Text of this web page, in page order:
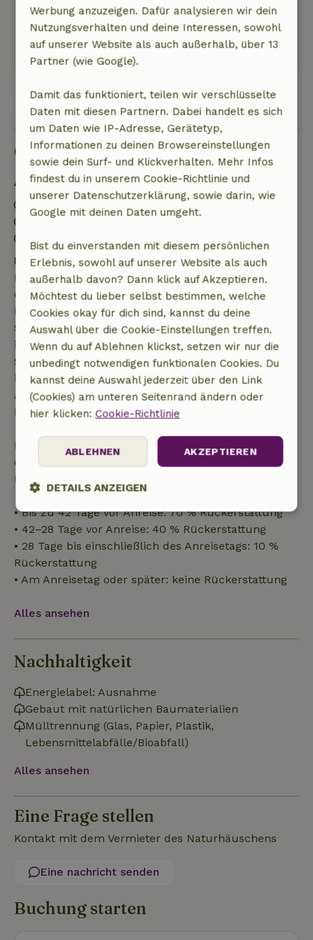
Hütte ist durch Baubusse versperrt.
Dieser Text wurde automatisch übersetzt.
Alle 7 Bewertungen anzeigen
Gut zu wissen
Aufenthaltsdetails
Anreise: 12:00- 23:00
Abreise: 07:00- 12:00
Kontaktloser Aufenthalt möglich
Kostenlose Stornierung innerhalb von 7 Tagen
Kostenlose Stornierung innerhalb von 7 Tagen nach
deiner Buchungsbestätigung, sofern die
Buchungsanfrage mehr als 28 Tage vor dem
Startdatum gestellt wurde. Bei Buchungen, die
innerhalb von 28 Tagen beginnen, gilt die kostenlose
Stornierung innerhalb von 24 Stunden. Wenn du
innerhalb der angegebenen Frist stornierst, hast du
Anspruch auf eine vollständige Rückerstattung des
Buchungsbetrags.
Danach erhältst du eine teilweise Rückerstattung
der Reisekosten und eine 100-prozentige
Rückerstattung der Anzahlung:
• Bis zu 42 Tage vor Anreise: 70 % Rückerstattung
• 42–28 Tage vor Anreise: 40 % Rückerstattung
• 28 Tage bis einschließlich des Anreisetags: 10 %
Rückerstattung
• Am Anreisetag oder später: keine Rückerstattung
Alles ansehen
Nachhaltigkeit
Energielabel: Ausnahme
Gebaut mit natürlichen Baumaterialien
Mülltrennung (Glas, Papier, Plastik,
Lebensmittelabfälle/Bioabfall)
Alles ansehen
Eine Frage stellen
Kontakt mit dem Vermieter des Naturhäuschens
Eine nachricht senden
Buchung starten
Werbung anzuzeigen. Dafür analysieren wir dein
Nutzungsverhalten und deine Interessen, sowohl
auf unserer Website als auch außerhalb, über 13
Partner (wie Google).
Damit das funktioniert, teilen wir verschlüsselte
Daten mit diesen Partnern. Dabei handelt es sich
um Daten wie IP-Adresse, Gerätetyp,
Informationen zu deinen Browsereinstellungen
sowie dein Surf- und Klickverhalten. Mehr Infos
findest du in unserem Cookie-Richtlinie und
unserer Datenschutzerklärung, sowie darin, wie
Google mit deinen Daten umgeht.
Bist du einverstanden mit diesem persönlichen
Erlebnis, sowohl auf unserer Website als auch
außerhalb davon? Dann klick auf Akzeptieren.
Möchtest du lieber selbst bestimmen, welche
Cookies okay für dich sind, kannst du deine
Auswahl über die Cookie-Einstellungen treffen.
Wenn du auf Ablehnen klickst, setzen wir nur die
unbedingt notwendigen funktionalen Cookies. Du
kannst deine Auswahl jederzeit über den Link
(Cookies) am unteren Seitenrand ändern oder
hier klicken: Cookie-Richtlinie
AKZEPTIEREN
ABLEHNEN
DETAILS ANZEIGEN
Unbedingt
erforderlich
Performance Targeting
Funktionalität Unklassifizierte
Unbedingt erforderliche Cookies ermöglichen wesentliche
Kernfunktionen der Website wie die Benutzeranmeldung und
die Kontoverwaltung. Ohne die unbedingt erforderlichen
werden.
CookieScriptConsent
CookieScript
.naturhaeuschen.de